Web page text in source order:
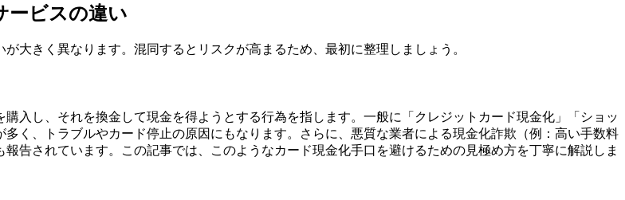
ービスの違い
大きく異なります。混同するとリスクが高まるため、最初に整理しましょう。
入し、それを換金して現金を得ようとする行為を指します。一般に「クレジットカード現金化」「ショッ
く、トラブルやカード停止の原因にもなります。さらに、悪質な業者による現金化詐欺（例：高い手数料
告されています。この記事では、このようなカード現金化手口を避けるための見極め方を丁寧に解説しま